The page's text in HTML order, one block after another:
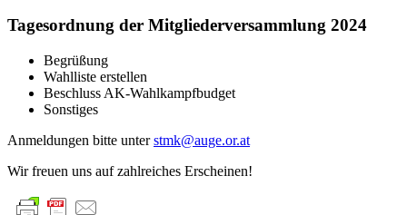
Tagesordnung der Mitgliederversammlung 2024
Begrüßung
Wahlliste erstellen
Beschluss AK-Wahlkampfbudget
Sonstiges
Anmeldungen bitte unterstmk@auge.or.at
Wir freuen uns auf zahlreiches Erscheinen!